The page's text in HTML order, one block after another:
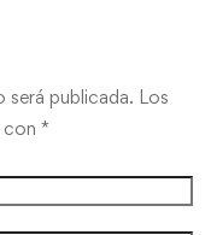
publicada. Los
con *